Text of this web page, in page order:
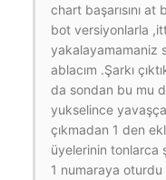
chart başarısını
bot versiyonlarla
yakalayamamaniz
ablacım .Şarkı
da sondan bu mu
yukselince
çıkmadan 1 den
üyelerinin tonlarca
1 numaraya oturdu